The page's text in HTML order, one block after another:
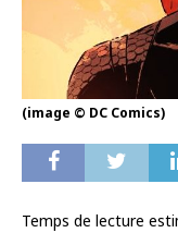
(image © DC Comics)
Temps de lecture